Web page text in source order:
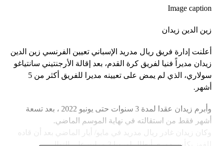
Image caption
زين الدين زيدان
أعلنت إدارة فريق ريال مدريد الإسباني تعيين الفرنسي زين الدين
زيدان مديراً فنيا لفريق كرة القدم، بعد إقالة الأرجنتيني سانتياغو
سولاري، الذي لم يمض على تعيينه مديرا للفريق أكثر من 5
أشهر.
وأبرم زيدان عقدا لمدة 3 سنوات حتى يونيو 2022 ، بعد تسعة
أشهر فقط من استقالته في نهاية الموسم الماضي.
وكان زيدان غادر ريال مدريد في مايو/ أيار الماضي بعد أن قاده
للفوز بكأس دوري أبطال اوروبا 3 مرات على التوالي.